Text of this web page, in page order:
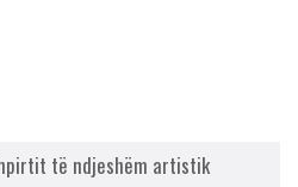
të ndjeshëm artistik